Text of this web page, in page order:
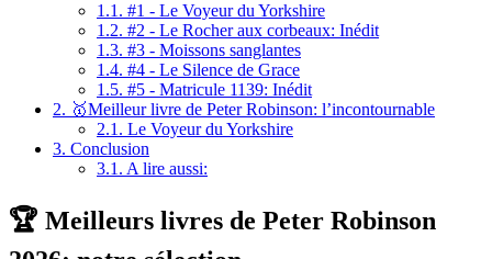
1.1. #1 - Le Voyeur du Yorkshire
1.2. #2 - Le Rocher aux corbeaux: Inédit
1.3. #3 - Moissons sanglantes
1.4. #4 - Le Silence de Grace
1.5. #5 - Matricule 1139: Inédit
2. 🥇Meilleur livre de Peter Robinson: l’incontournable
2.1. Le Voyeur du Yorkshire
3. Conclusion
3.1. A lire aussi:
🏆 Meilleurs livres de Peter Robinson